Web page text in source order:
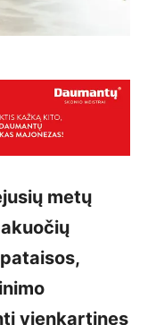
metų
vienkartines